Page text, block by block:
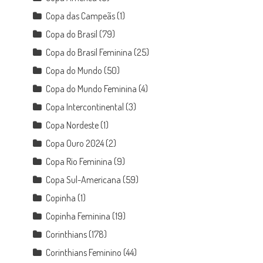
Copa das Campeãs (1)
Copa do Brasil (79)
Copa do Brasil Feminina (25)
Copa do Mundo (50)
Copa do Mundo Feminina (4)
Copa Intercontinental (3)
Copa Nordeste (1)
Copa Ouro 2024(2)
Copa Rio Feminina (9)
Copa Sul-Americana (59)
Copinha (1)
Copinha Feminina (19)
Corinthians (178)
Corinthians Feminino (44)